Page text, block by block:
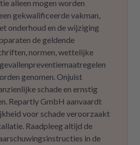
alleen mogen worden
gekwalificeerde vakman,
onderhoud en de wijziging
de geldende
normen, wettelijke
genomen. Onjuist
schade en ernstig
Repartly GmbH aanvaardt
voor schade veroorzaakt
Raadpleeg altijd de
in de